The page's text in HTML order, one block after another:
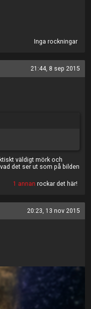
Inga rockningar
21:44, 8 sep 2015
väldigt mörk och
det ser ut som på bilden
1 annan rockar det här!
20:23, 13 nov 2015